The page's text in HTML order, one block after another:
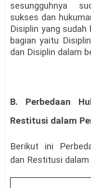
sesungguhnya
sukses dan
Disiplin yang
bagian yaitu
dan Disiplin dalam
B. Perbedaan
Restitusi dalam
Berikut ini
dan Restitusi dalam